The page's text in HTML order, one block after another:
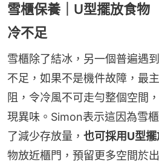
雪櫃保養｜U型擺放食
冷不足
雪櫃除了結冰，另一個普遍遇
不足，如果不是機件故障，最
阻，令冷風不可走勻整個空間
現異味。Simon表示這因為雪
了減少存放量， 也可採用U型擺
物放近櫃門，預留更多空間於